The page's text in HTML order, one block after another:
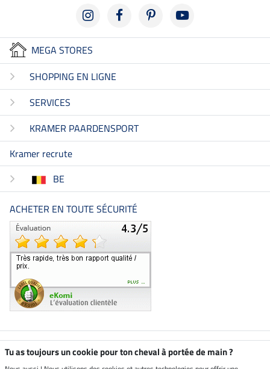
MEGA STORES
SHOPPING EN LIGNE
SERVICES
KRAMER PAARDENSPORT
Kramer recrute
BE
ACHETER EN TOUTE SÉCURITÉ
Boutique climatiquement
neutre
Tu as toujours un cookie pour ton cheval à portée de main ?